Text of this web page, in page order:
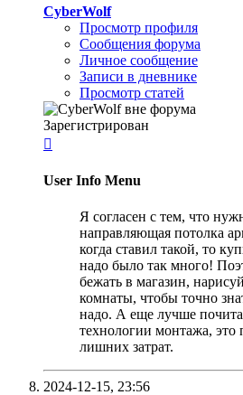
CyberWolf
Просмотр профиля
Сообщения форума
Личное сообщение
Записи в дневнике
Просмотр статей
Зарегистрирован

User Info Menu
Я согласен с тем, что
направляющая потолка
когда ставил такой, то
надо было так много!
бежать в магазин,
комнаты, чтобы точно
надо. А еще лучше
технологии монтажа, это
лишних затрат.
2024-12-15, 23:56